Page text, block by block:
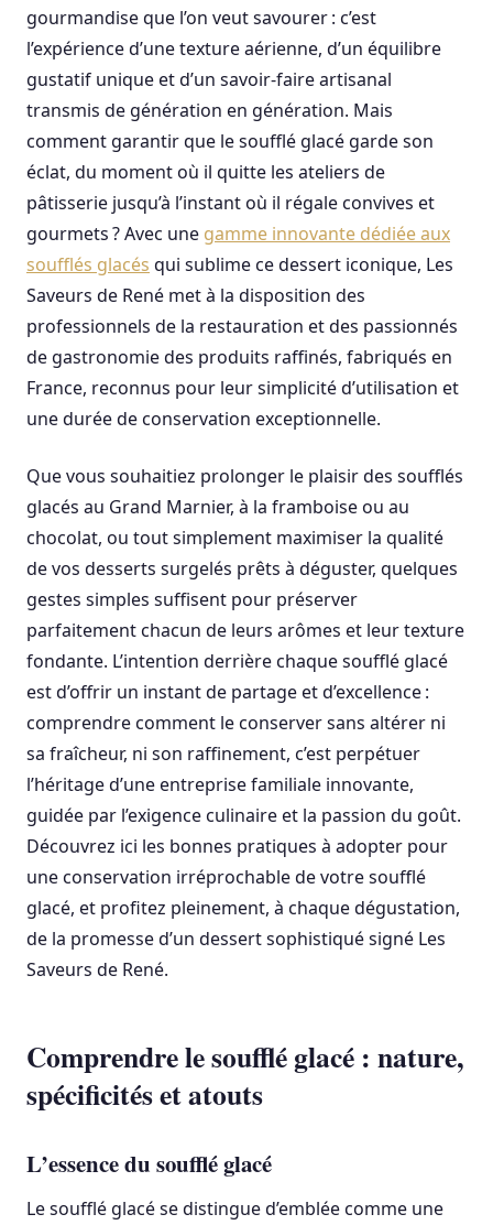
gourmandise que l’on veut savourer : c’est
l’expérience d’une texture aérienne, d’un équilibre
gustatif unique et d’un savoir-faire artisanal
transmis de génération en génération. Mais
comment garantir que le soufflé glacé garde son
éclat, du moment où il quitte les ateliers de
pâtisserie jusqu’à l’instant où il régale convives et
gourmets ? Avec une gamme innovante dédiée aux
soufflés glacés qui sublime ce dessert iconique, Les
Saveurs de René met à la disposition des
professionnels de la restauration et des passionnés
de gastronomie des produits raffinés, fabriqués en
France, reconnus pour leur simplicité d’utilisation et
une durée de conservation exceptionnelle.
Que vous souhaitiez prolonger le plaisir des soufflés
glacés au Grand Marnier, à la framboise ou au
chocolat, ou tout simplement maximiser la qualité
de vos desserts surgelés prêts à déguster, quelques
gestes simples suffisent pour préserver
parfaitement chacun de leurs arômes et leur texture
fondante. L’intention derrière chaque soufflé glacé
est d’offrir un instant de partage et d’excellence :
comprendre comment le conserver sans altérer ni
sa fraîcheur, ni son raffinement, c’est perpétuer
l’héritage d’une entreprise familiale innovante,
guidée par l’exigence culinaire et la passion du goût.
Découvrez ici les bonnes pratiques à adopter pour
une conservation irréprochable de votre soufflé
glacé, et profitez pleinement, à chaque dégustation,
de la promesse d’un dessert sophistiqué signé Les
Saveurs de René.
Comprendre le soufflé glacé : nature,
spécificités et atouts
L’essence du soufflé glacé
Le soufflé glacé se distingue d’emblée comme une